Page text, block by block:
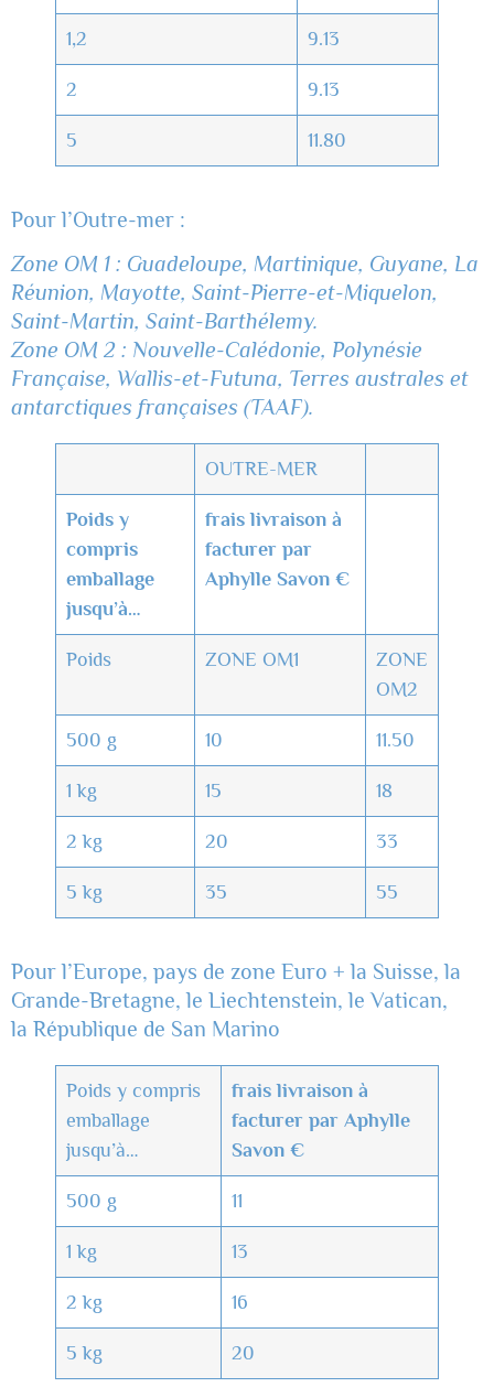
1,2 9.13
2 9.13
5 11.80
Pour l’Outre-mer :
Zone OM 1 : Guadeloupe, Martinique, Guyane, La
Réunion, Mayotte, Saint-Pierre-et-Miquelon,
Saint-Martin, Saint-Barthélemy.
Zone OM 2 : Nouvelle-Calédonie, Polynésie
Française, Wallis-et-Futuna, Terres australes et
antarctiques françaises (TAAF).
OUTRE-MER
Poids y
compris
emballage
jusqu’à…
frais livraison à
facturer par
Aphylle Savon €
Poids ZONE OM1
ZONE
OM2
500 g 10 11.50
1 kg 15 18
2 kg 20 33
5 kg 35 55
Pour l’Europe, pays de zone Euro + la Suisse, la
Grande-Bretagne, le Liechtenstein, le Vatican,
la République de San Marino
Poids y compris
emballage
jusqu’à…
frais livraison à
facturer par Aphylle
Savon €
500 g 11
1 kg 13
2 kg 16
5 kg 20